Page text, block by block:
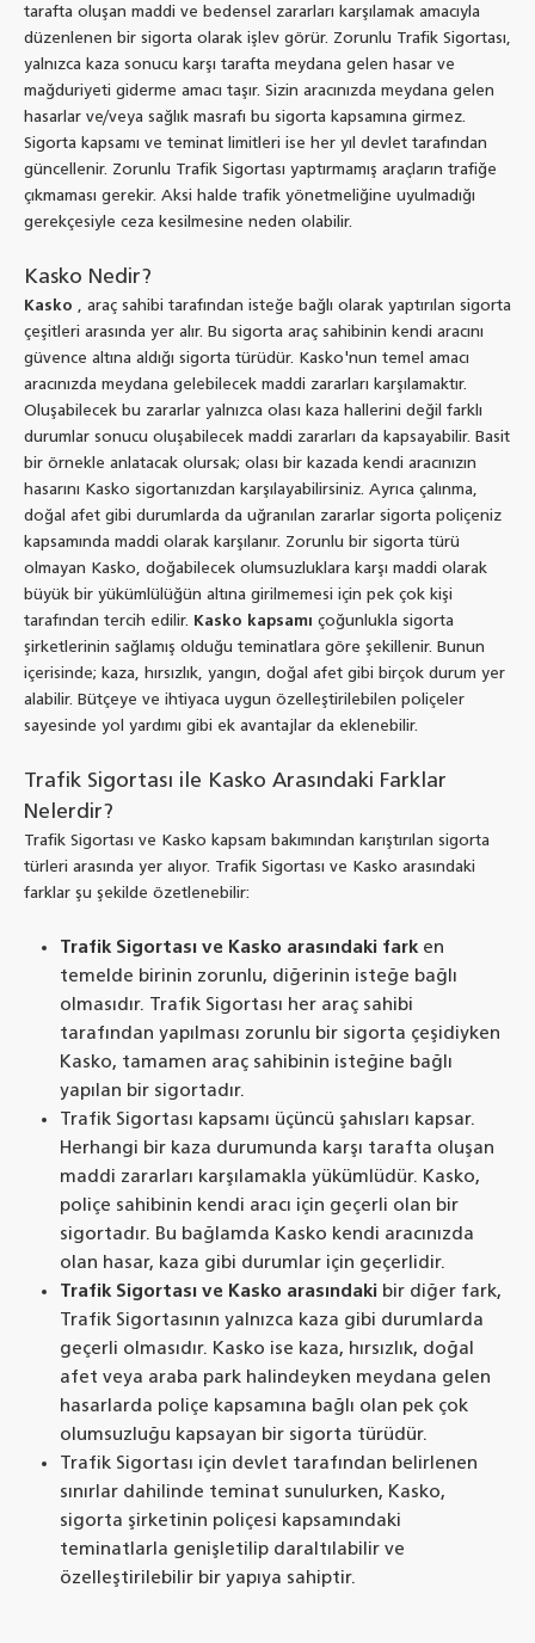
tarafta oluşan maddi ve bedensel zararları karşılamak amacıyla
düzenlenen bir sigorta olarak işlev görür. Zorunlu Trafik Sigortası,
yalnızca kaza sonucu karşı tarafta meydana gelen hasar ve
mağduriyeti giderme amacı taşır. Sizin aracınızda meydana gelen
hasarlar ve/veya sağlık masrafı bu sigorta kapsamına girmez.
Sigorta kapsamı ve teminat limitleri ise her yıl devlet tarafından
güncellenir. Zorunlu Trafik Sigortası yaptırmamış araçların trafiğe
çıkmaması gerekir. Aksi halde trafik yönetmeliğine uyulmadığı
gerekçesiyle ceza kesilmesine neden olabilir.
Kasko Nedir?
Kasko , araç sahibi tarafından isteğe bağlı olarak yaptırılan sigorta
çeşitleri arasında yer alır. Bu sigorta araç sahibinin kendi aracını
güvence altına aldığı sigorta türüdür. Kasko'nun temel amacı
aracınızda meydana gelebilecek maddi zararları karşılamaktır.
Oluşabilecek bu zararlar yalnızca olası kaza hallerini değil farklı
durumlar sonucu oluşabilecek maddi zararları da kapsayabilir. Basit
bir örnekle anlatacak olursak; olası bir kazada kendi aracınızın
hasarını Kasko sigortanızdan karşılayabilirsiniz. Ayrıca çalınma,
doğal afet gibi durumlarda da uğranılan zararlar sigorta poliçeniz
kapsamında maddi olarak karşılanır. Zorunlu bir sigorta türü
olmayan Kasko, doğabilecek olumsuzluklara karşı maddi olarak
büyük bir yükümlülüğün altına girilmemesi için pek çok kişi
tarafından tercih edilir.
Kasko kapsamı çoğunlukla sigorta
şirketlerinin sağlamış olduğu teminatlara göre şekillenir. Bunun
içerisinde; kaza, hırsızlık, yangın, doğal afet gibi birçok durum yer
alabilir. Bütçeye ve ihtiyaca uygun özelleştirilebilen poliçeler
sayesinde yol yardımı gibi ek avantajlar da eklenebilir.
Trafik Sigortası ile Kasko Arasındaki Farklar
Nelerdir?
Trafik Sigortası ve Kasko kapsam bakımından karıştırılan sigorta
türleri arasında yer alıyor. Trafik Sigortası ve Kasko arasındaki
farklar şu şekilde özetlenebilir:
Trafik Sigortası ve Kasko arasındaki fark en
temelde birinin zorunlu, diğerinin isteğe bağlı
olmasıdır. Trafik Sigortası her araç sahibi
tarafından yapılması zorunlu bir sigorta çeşidiyken
Kasko, tamamen araç sahibinin isteğine bağlı
yapılan bir sigortadır.
Trafik Sigortası kapsamı üçüncü şahısları kapsar.
Herhangi bir kaza durumunda karşı tarafta oluşan
maddi zararları karşılamakla yükümlüdür. Kasko,
poliçe sahibinin kendi aracı için geçerli olan bir
sigortadır. Bu bağlamda Kasko kendi aracınızda
olan hasar, kaza gibi durumlar için geçerlidir.
Trafik Sigortası ve Kasko arasındaki bir diğer fark,
Trafik Sigortasının yalnızca kaza gibi durumlarda
geçerli olmasıdır. Kasko ise kaza, hırsızlık, doğal
afet veya araba park halindeyken meydana gelen
hasarlarda poliçe kapsamına bağlı olan pek çok
olumsuzluğu kapsayan bir sigorta türüdür.
Trafik Sigortası için devlet tarafından belirlenen
sınırlar dahilinde teminat sunulurken, Kasko,
sigorta şirketinin poliçesi kapsamındaki
teminatlarla genişletilip daraltılabilir ve
özelleştirilebilir bir yapıya sahiptir.